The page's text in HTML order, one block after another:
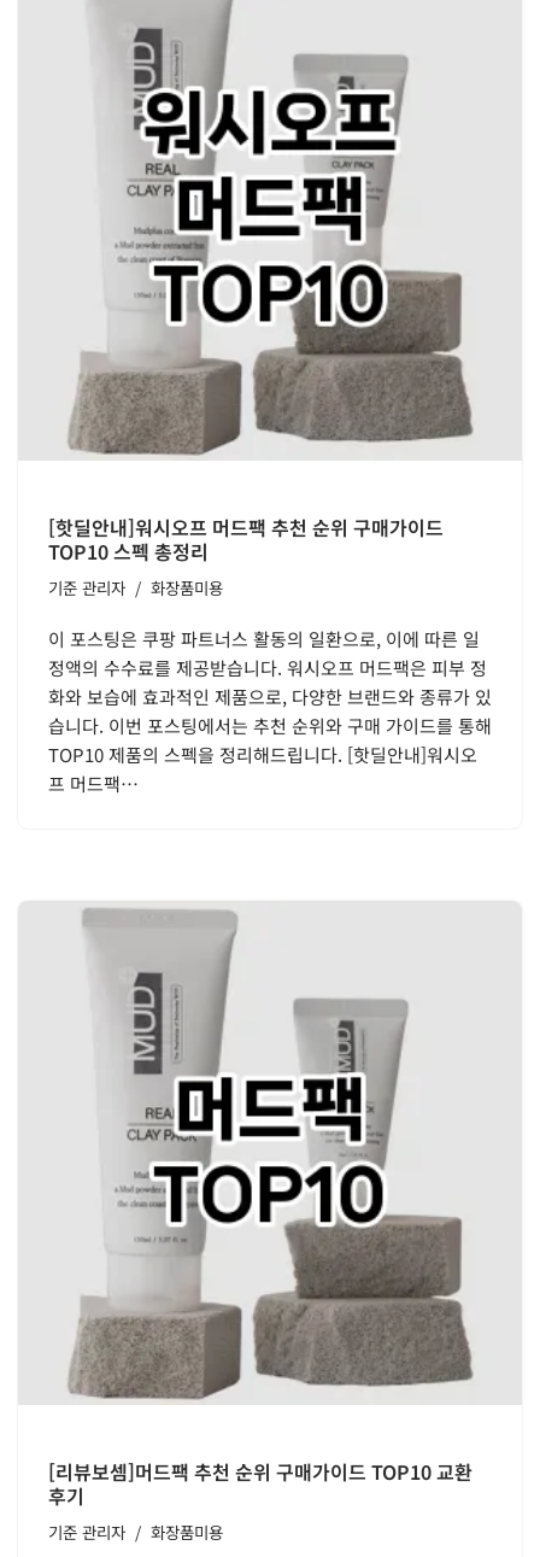
[핫딜안내]워시오프 머드팩 추천 순위 구매가이드
TOP10 스펙 총정리
기준 관리자 화장품미용
이 포스팅은 쿠팡 파트너스 활동의 일환으로, 이에 따른 일
정액의 수수료를 제공받습니다. 워시오프 머드팩은 피부 정
화와 보습에 효과적인 제품으로, 다양한 브랜드와 종류가 있
습니다. 이번 포스팅에서는 추천 순위와 구매 가이드를 통해
TOP10 제품의 스펙을 정리해드립니다. [핫딜안내]워시오
프 머드팩…
[리뷰보셈]머드팩 추천 순위 구매가이드 TOP10 교환
후기
기준 관리자 화장품미용